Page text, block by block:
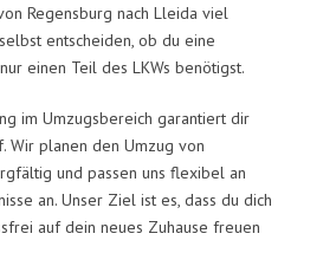
Regensburg nach Lleida viel
entscheiden, ob du eine
einen Teil des LKWs benötigst.
im Umzugsbereich garantiert dir
Wir planen den Umzug von
und passen uns flexibel an
an. Unser Ziel ist es, dass du dich
auf dein neues Zuhause freuen